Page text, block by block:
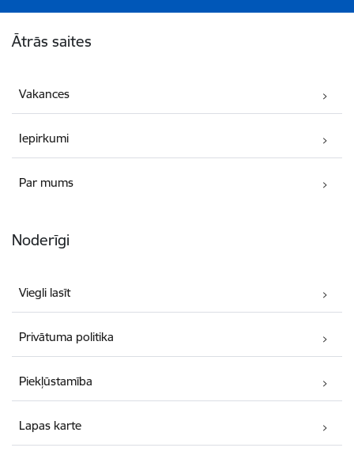
Ātrās saites
Vakances
Iepirkumi
Par mums
Noderīgi
Viegli lasīt
Privātuma politika
Piekļūstamība
Lapas karte